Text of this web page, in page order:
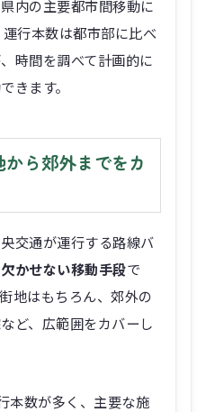
内の主要都市間移動に
行本数は都市部に比べ
時間を調べて計画的に
きます。
ら郊外までをカ
交通が運行する路線バ
かせない移動手段で
地はもちろん、郊外の
ど、広範囲をカバーし
本数が多く、主要な施